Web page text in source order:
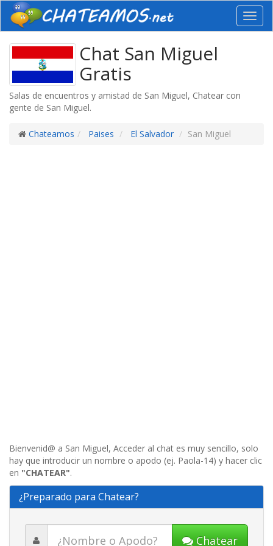
Chat San Miguel
Gratis
Salas de encuentros y amistad de San Miguel, Chatear con
gente de San Miguel.
Chateamos Paises El Salvador San Miguel
Bienvenid@ a San Miguel, Acceder al chat es muy sencillo, solo
hay que introducir un nombre o apodo (ej. Paola-14) y hacer clic
en "CHATEAR".
¿Preparado para Chatear?
Chatear